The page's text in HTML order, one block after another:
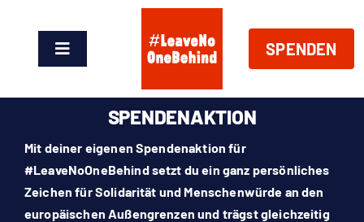
Toggle
News
Über Uns
Handeln
SPENDEN
SPENDENAKTION
Mit deiner eigenen Spendenaktion für
#LeaveNoOneBehind setzt du ein ganz persönliches
Zeichen für Solidarität und Menschenwürde an den
europäischen Außengrenzen und trägst gleichzeitig